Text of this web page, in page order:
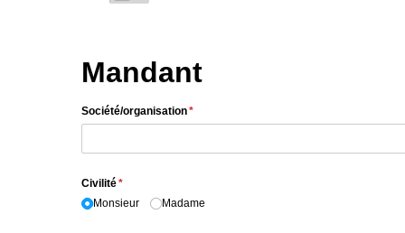
Mandant
Société/​organisation*
(requis)
Civilité*
(requis)
Monsieur
Madame